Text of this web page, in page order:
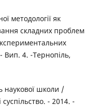
методології як
складних проблем
Вип. 4. -Тернопіль,
наукової школи /
- 2014. -